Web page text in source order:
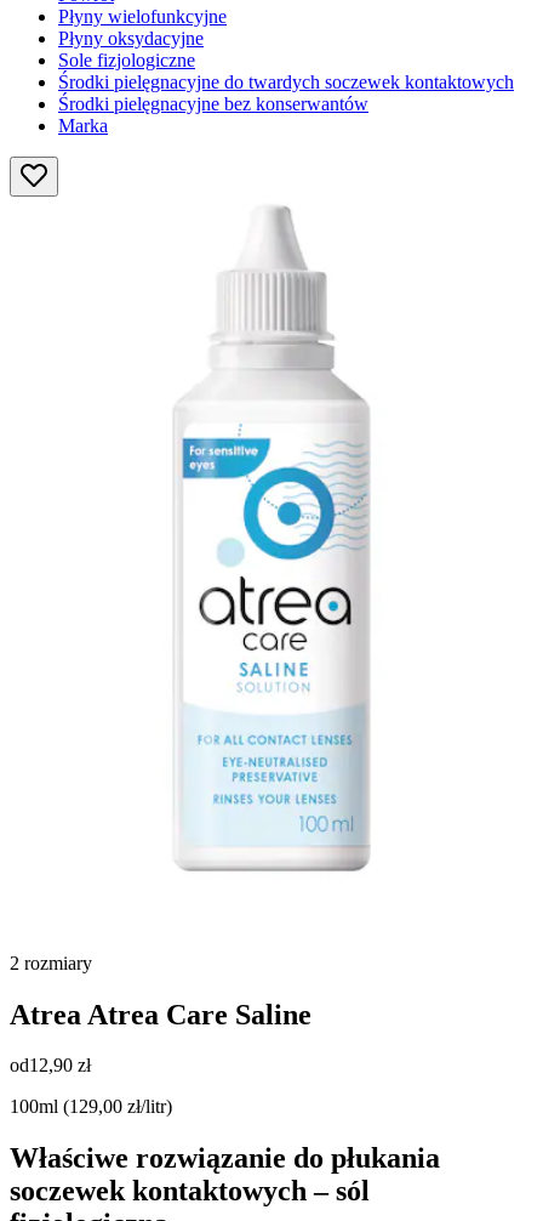
Płyny wielofunkcyjne
Płyny oksydacyjne
Sole fizjologiczne
Środki pielęgnacyjne do twardych soczewek kontaktowych
Środki pielęgnacyjne bez konserwantów
Marka
2 rozmiary
Atrea Atrea Care Saline
od12,90 zł
100ml (129,00 zł/litr)
Właściwe rozwiązanie do płukania
soczewek kontaktowych – sól